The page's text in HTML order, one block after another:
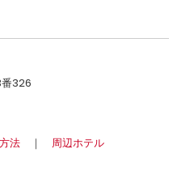
326
法 ｜ 周辺ホテル